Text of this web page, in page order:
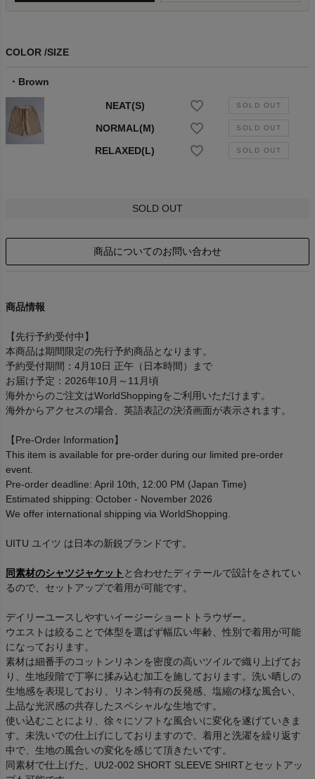
COLOR SIZE
Brown
NEAT(S)
NORMAL(M)
RELAXED(L)
SOLD OUT
商品についてのお問い合わせ
商品情報
【先行予約受付中】
本商品は期間限定の先行予約商品となります。
予約受付期間：4月10日 正午（日本時間）まで
お届け予定：2026年10月～11月頃
海外からのご注文はWorldShoppingをご利用いただけます。
海外からアクセスの場合、英語表記の決済画面が表示されます。
【Pre-Order Information】
This item is available for pre-order during our limited pre-order
event.
Pre-order deadline: April 10th, 12:00 PM (Japan Time)
Estimated shipping: October - November 2026
We offer international shipping via WorldShopping.
UITU ユイツ は日本の新鋭ブランドです。
同素材のシャツジャケット と合わせたディテールで設計をされてい
るので、セットアップで着用が可能です。
デイリーユースしやすいイージーショートトラウザー。
ウエストは絞ることで体型を選ばず幅広い年齢、性別で着用が可能
になっております。
素材は細番手のコットンリネンを密度の高いツイルで織り上げてお
り、生地段階で丁寧に揉み込む加工を施しております。洗い晒しの
生地感を表現しており、リネン特有の反発感、塩縮の様な風合い、
上品な光沢感の共存したスペシャルな生地です。
使い込むことにより、徐々にソフトな風合いに変化を遂げていきま
す。未洗いでの仕上げにしておりますので、着用と洗濯を繰り返す
中で、生地の風合いの変化を感じて頂きたいです。
同素材で仕上げた、UU2-002 SHORT SLEEVE SHIRTとセットアッ